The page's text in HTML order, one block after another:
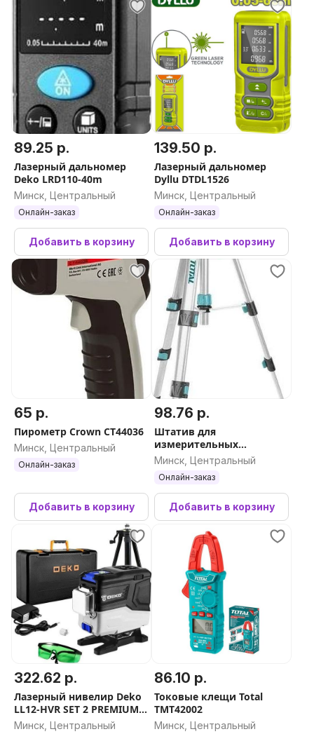
89.25 р.
Лазерный дальномер
Deko LRD110-40m
Минск, Центральный
Онлайн-заказ
Добавить в корзину
139.50 р.
Лазерный дальномер
Dyllu DTDL1526
Минск, Центральный
Онлайн-заказ
Добавить в корзину
65 р.
Пирометр Crown CT44036
Минск, Центральный
Онлайн-заказ
Добавить в корзину
98.76 р.
Штатив для
измерительных
приборов Total TLLT01152
Минск, Центральный
Онлайн-заказ
Добавить в корзину
322.62 р.
Лазерный нивелир Deko
LL12-HVR SET 2 PREMIUM
065-0105-1
Минск, Центральный
86.10 р.
Токовые клещи Total
TMT42002
Минск, Центральный